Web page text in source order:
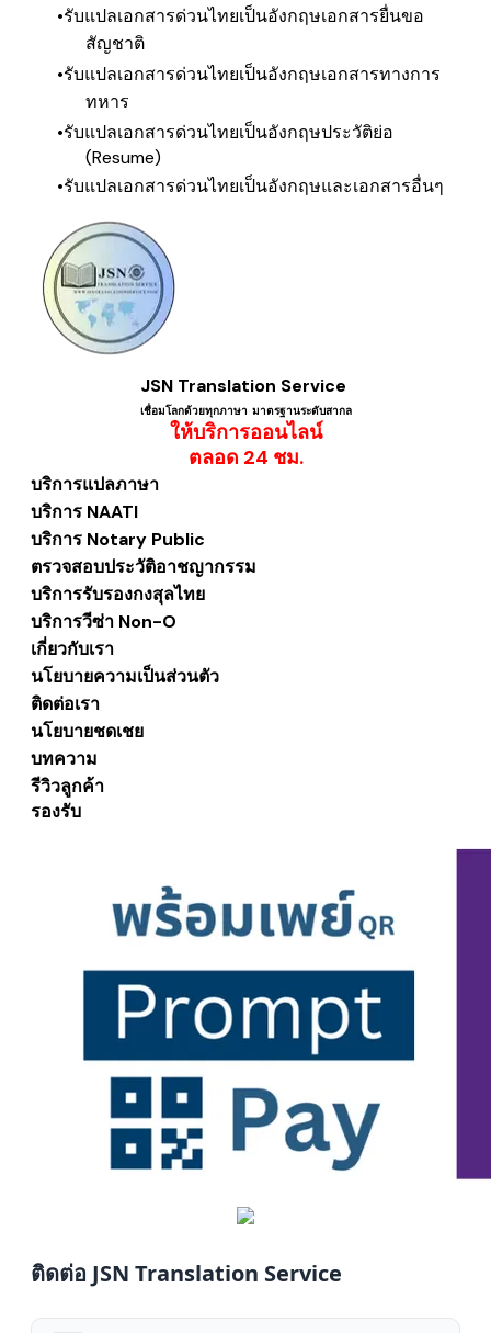
รับแปลเอกสารด่วนไทยเป็นอังกฤษเอกสารยื่นขอ
สัญชาติ
รับแปลเอกสารด่วนไทยเป็นอังกฤษเอกสารทางการ
ทหาร
รับแปลเอกสารด่วนไทยเป็นอังกฤษประวัติย่อ
(Resume)
รับแปลเอกสารด่วนไทยเป็นอังกฤษ​และเอกสารอื่นๆ
JSN Translation Service
เชื่อมโลกด้วยทุกภาษา ​มาตรฐานระดับสากล
ให้บริการออนไลน์
​ตลอด 24 ชม.
บริการแปลภาษา
บริการ NAATI
บริการ Notary Public
ตรวจสอบประวัติอาชญากรรม
บริการรับรองกงสุลไทย
บริการวีซ่า Non-O
เกี่ยวกับเรา
นโยบายความเป็นส่วนตัว
ติดต่อเรา
นโยบายชดเชย
บทความ
รีวิวลูกค้า
รองรับ
ติดต่อ JSN Translation Service